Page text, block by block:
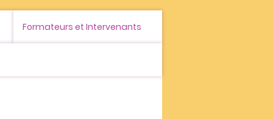
Formateurs et Intervenants